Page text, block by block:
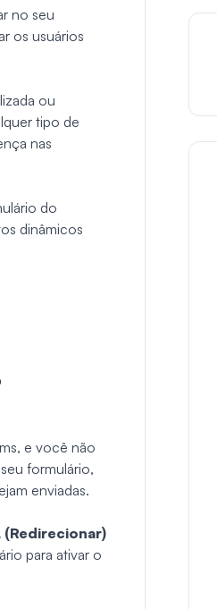
no seu
os usuários
ou
tipo de
nas
do
dinâmicos
e você não
formulário,
enviadas.
(Redirecionar)
para ativar o